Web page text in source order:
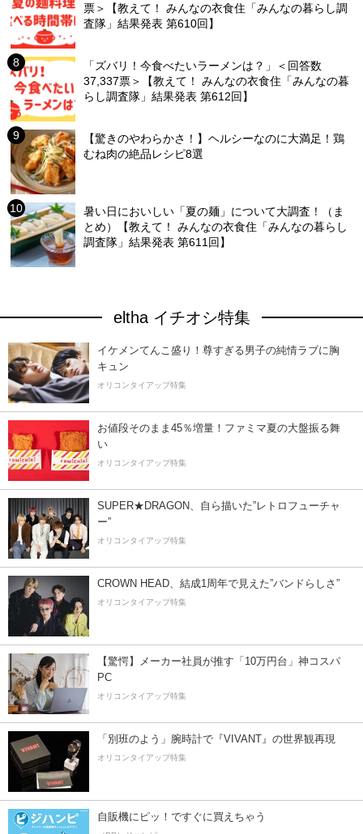
票＞【教えて！ みんなの衣食住「みんなの暮らし調
査隊」結果発表 第610回】
「ズバリ！今食べたいラーメンは？」＜回答数
37,337票＞【教えて！ みんなの衣食住「みんなの暮
らし調査隊」結果発表 第612回】
【驚きのやわらかさ！】ヘルシーなのに大満足！鶏
むね肉の絶品レシピ8選
暑い日においしい「夏の麺」について大調査！（ま
とめ）【教えて！ みんなの衣食住「みんなの暮らし
調査隊」結果発表 第611回】
eltha イチオシ特集
イケメンてんこ盛り！尊すぎる男子の純情ラブに胸
キュン
オリコンタイアップ特集
お値段そのまま45％増量！ファミマ夏の大盤振る舞
い
オリコンタイアップ特集
SUPER★DRAGON、自ら描いた”レトロフューチャ
ー”
オリコンタイアップ特集
CROWN HEAD、結成1周年で見えた”バンドらしさ”
オリコンタイアップ特集
【驚愕】メーカー社員が推す「10万円台」神コスパ
PC
オリコンタイアップ特集
「別班のよう」腕時計で『VIVANT』の世界観再現
オリコンタイアップ特集
自販機にピッ！ですぐに買えちゃう